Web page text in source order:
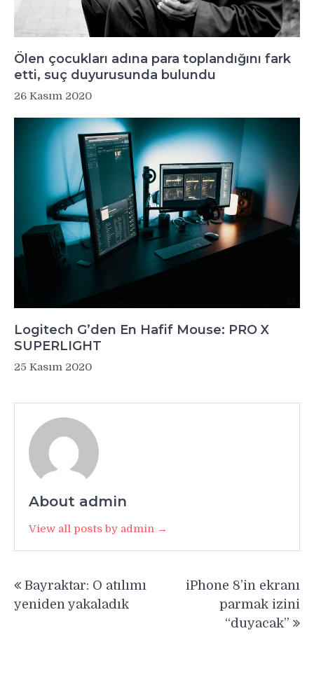
Ölen çocukları adına para toplandığını fark
etti, suç duyurusunda bulundu
26 Kasım 2020
Logitech G’den En Hafif Mouse: PRO X
SUPERLIGHT
25 Kasım 2020
About admin
View all posts by admin →
gezinmesi
Bayraktar: O atılımı
yeniden yakaladık
iPhone 8’in ekranı
parmak izini
“duyacak”